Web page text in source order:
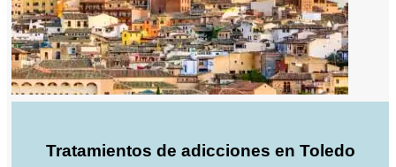
Tratamientos de adicciones en Toledo